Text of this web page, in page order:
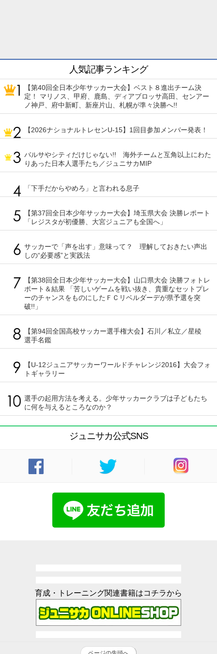
人気記事ランキング
【第40回全日本少年サッカー大会】ベスト８進出チーム決
定！ マリノス、甲府、鹿島、ディアブロッサ高田、センアー
ノ神戸、府中新町、新座片山、札幌が準々決勝へ!!
【2026ナショナルトレセンU-15】1回目参加メンバー発表！
バルサやシティだけじゃない!! 海外チームと互角以上にわた
りあった日本人選手たち／ジュニサカMIP
「下手だからやめろ」と言われる息子
【第37回全日本少年サッカー大会】埼玉県大会 決勝レポート
「レジスタが初優勝、大宮ジュニアも全国へ」
サッカーで「声を出す」意味って？ 理解しておきたい声出
しの“必要感”と実践法
【第38回全日本少年サッカー大会】山口県大会 決勝フォトレ
ポート＆結果 「苦しいゲームを戦い抜き、貴重なセットプレ
ーのチャンスをものにしたＦＣリベルダーデが県予選を突
破!!」
【第94回全国高校サッカー選手権大会】石川／私立／星稜
選手名鑑
【U-12ジュニアサッカーワールドチャレンジ2016】大会フォ
トギャラリー
選手の起用方法を考える。少年サッカークラブは子どもたち
に何を与えるところなのか？
ジュニサカ公式SNS
育成・トレーニング関連書籍はコチラから